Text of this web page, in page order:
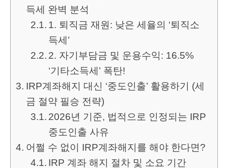
득세 완벽 분석
1. 퇴직금 재원: 낮은 세율의 ‘퇴직소
득세’
2. 자기부담금 및 운용수익: 16.5%
‘기타소득세’ 폭탄!
IRP계좌해지 대신 ‘중도인출’ 활용하기 (세
금 절약 필승 전략)
2026년 기준, 법적으로 인정되는 IRP
중도인출 사유
어쩔 수 없이 IRP계좌해지를 해야 한다면?
IRP 계좌 해지 절차 및 소요 기간